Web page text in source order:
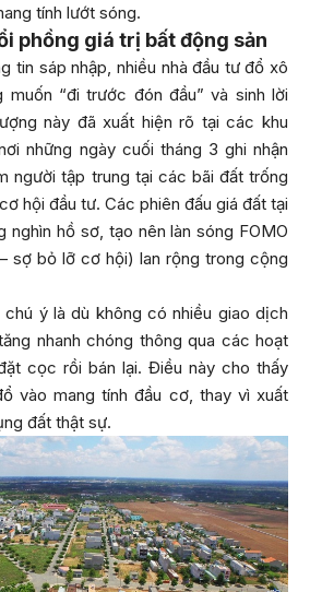
tính lướt sóng.
phồng giá trị bất động sản
tin sáp nhập, nhiều nhà đầu tư đổ xô
muốn “đi trước đón đầu” và sinh lời
này đã xuất hiện rõ tại các khu
những ngày cuối tháng 3 ghi nhận
người tập trung tại các bãi đất trống
hội đầu tư. Các phiên đấu giá đất tại
nghìn hồ sơ, tạo nên làn sóng FOMO
sợ bỏ lỡ cơ hội) lan rộng trong cộng
chú ý là dù không có nhiều giao dịch
nhanh chóng thông qua các hoạt
cọc rồi bán lại. Điều này cho thấy
vào mang tính đầu cơ, thay vì xuất
đất thật sự.